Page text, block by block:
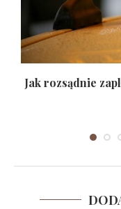
Jak rozsądnie